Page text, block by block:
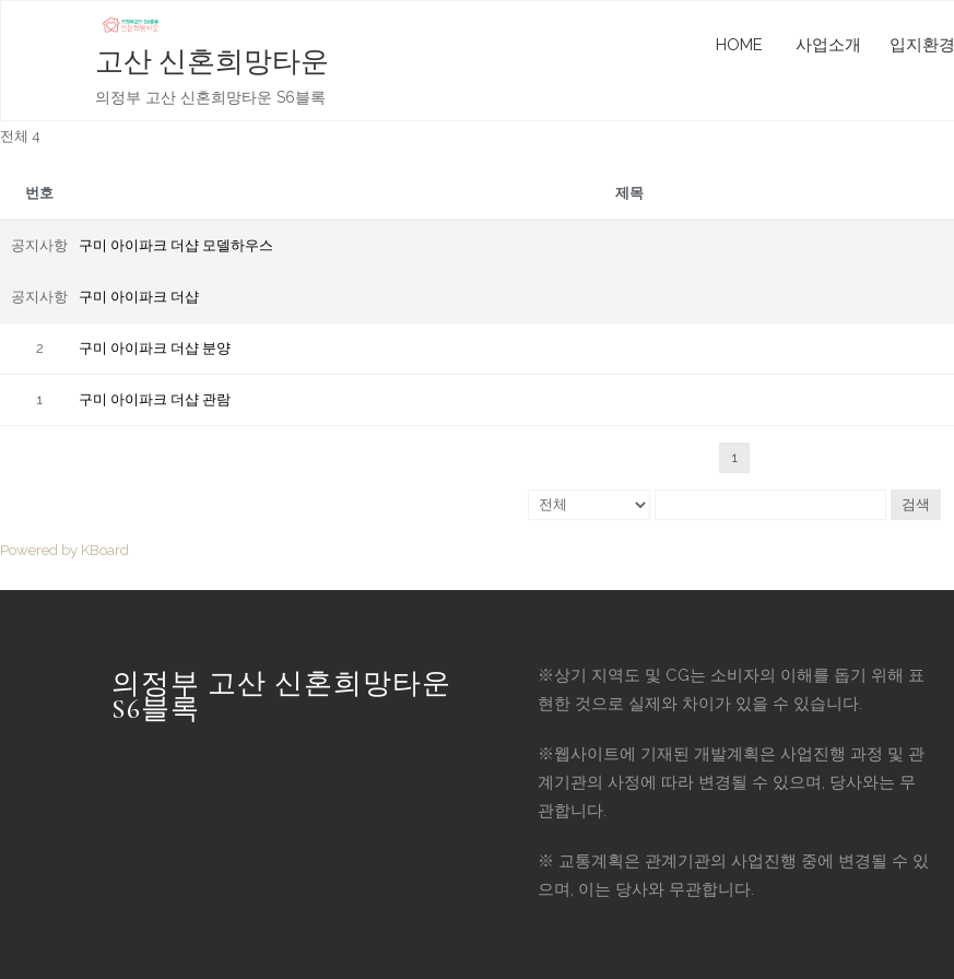
고산 신혼희망타운
의정부 고산 신혼희망타운 S6블록
HOME 사업소개 입지환경
전체 4
번호 제목
공지사항 구미 아이파크 더샵 모델하우스
공지사항 구미 아이파크 더샵
2 구미 아이파크 더샵 분양
1 구미 아이파크 더샵 관람
1
검색
Powered by KBoard
의정부 고산 신혼희망타운
S6블록
※상기 지역도 및 CG는 소비자의 이해를 돕기 위해 표
현한 것으로 실제와 차이가 있을 수 있습니다.
※웹사이트에 기재된 개발계획은 사업진행 과정 및 관
계기관의 사정에 따라 변경될 수 있으며, 당사와는 무
관합니다.
※ 교통계획은 관계기관의 사업진행 중에 변경될 수 있
으며, 이는 당사와 무관합니다.